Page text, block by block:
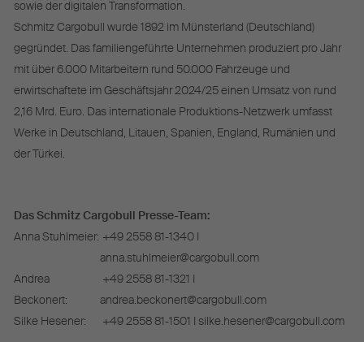
sowie der digitalen Transformation.
Schmitz Cargobull wurde 1892 im Münsterland (Deutschland)
gegründet. Das familiengeführte Unternehmen produziert pro Jahr
mit über 6.000 Mitarbeitern rund 50.000 Fahrzeuge und
erwirtschaftete im Geschäftsjahr 2024/25 einen Umsatz von rund
2,16 Mrd. Euro. Das internationale Produktions-Netzwerk umfasst
Werke in Deutschland, Litauen, Spanien, England, Rumänien und
der Türkei.
Das Schmitz Cargobull Presse-Team:
Anna Stuhlmeier: +49 2558 81-1340 I
anna.stuhlmeier@cargobull.com
Andrea
Beckonert:
+49 2558 81-1321 I
andrea.beckonert@cargobull.com
Silke Hesener:
+49 2558 81-1501 I silke.hesener@cargobull.com